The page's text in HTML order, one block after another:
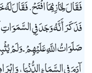
فَقَالَ لِخَازِنِهَا افْتَحْ. فَقَالَ
فَذَكَرَ أَنَّهُ وَجَدَ فِي
صَلَوَاتُ اللَّهِ عَلَيْهِمْ ـ وَلَمْ
آدَمَ فِي السَّمَاءِ الدُّنْيَا،